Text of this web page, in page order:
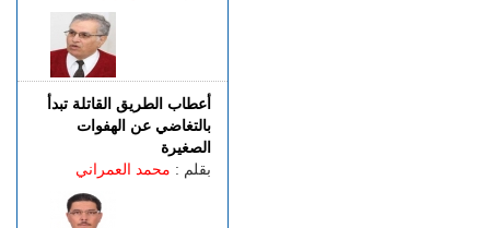
أعطاب الطريق القاتلة تبدأ
بالتغاضي عن الهفوات
الصغيرة
بقلم : محمد العمراني